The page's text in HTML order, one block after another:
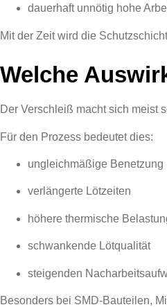
dauerhaft unnötig hohe
Mit der Zeit wird die
Welche
Der Verschleiß macht sich meist
Für den Prozess bedeutet dies:
ungleichmäßige Benetzung
verlängerte Lötzeiten
höhere thermische
schwankende Lötqualität
steigenden
Besonders bei SMD-Bauteilen,